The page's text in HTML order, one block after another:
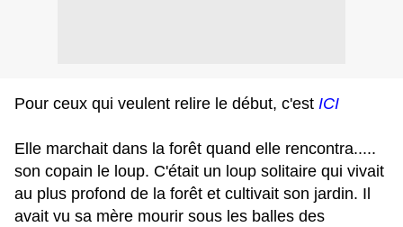
Pour ceux qui veulent relire le début, c'est ICI
Elle marchait dans la forêt quand elle rencontra.....
son copain le loup. C'était un loup solitaire qui vivait
au plus profond de la forêt et cultivait son jardin. Il
avait vu sa mère mourir sous les balles des